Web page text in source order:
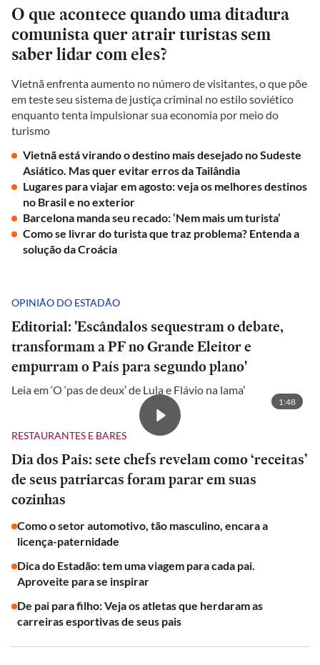
O que acontece quando uma ditadura
comunista quer atrair turistas sem
saber lidar com eles?
Vietnã enfrenta aumento no número de visitantes, o que põe
em teste seu sistema de justiça criminal no estilo soviético
enquanto tenta impulsionar sua economia por meio do
turismo
Vietnã está virando o destino mais desejado no Sudeste
Asiático. Mas quer evitar erros da Tailândia
Lugares para viajar em agosto: veja os melhores destinos
no Brasil e no exterior
Barcelona manda seu recado: ‘Nem mais um turista’
Como se livrar do turista que traz problema? Entenda a
solução da Croácia
OPINIÃO DO ESTADÃO
Editorial: 'Escândalos sequestram o debate,
transformam a PF no Grande Eleitor e
empurram o País para segundo plano'
Leia em ‘O ‘pas de deux’ de Lula e Flávio na lama’
1:48
RESTAURANTES E BARES
Dia dos Pais: sete chefs revelam como ‘receitas’
de seus patriarcas foram parar em suas
cozinhas
Como o setor automotivo, tão masculino, encara a
licença-paternidade
Dica do Estadão: tem uma viagem para cada pai.
Aproveite para se inspirar
De pai para filho: Veja os atletas que herdaram as
carreiras esportivas de seus pais